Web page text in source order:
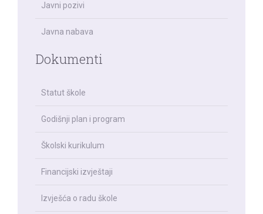
Javni pozivi
Javna nabava
Dokumenti
Statut škole
Godišnji plan i program
Školski kurikulum
Financijski izvještaji
Izvješća o radu škole